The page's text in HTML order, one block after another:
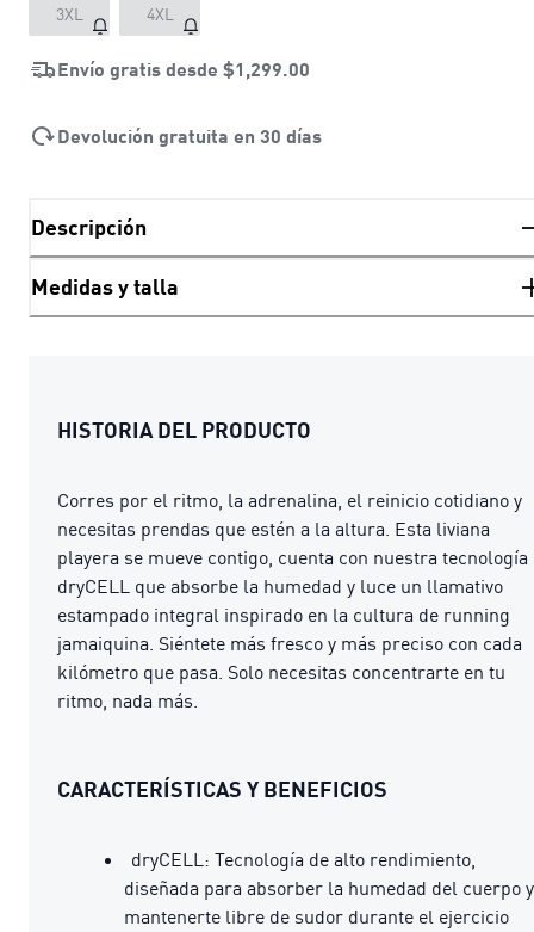
3XL 4XL
Envío gratis desde $1,299.00
Devolución gratuita en 30 días
Descripción
Medidas y talla
HISTORIA DEL PRODUCTO
Corres por el ritmo, la adrenalina, el reinicio cotidiano y
necesitas prendas que estén a la altura. Esta liviana
playera se mueve contigo, cuenta con nuestra tecnología
dryCELL que absorbe la humedad y luce un llamativo
estampado integral inspirado en la cultura de running
jamaiquina. Siéntete más fresco y más preciso con cada
kilómetro que pasa. Solo necesitas concentrarte en tu
ritmo, nada más.
CARACTERÍSTICAS Y BENEFICIOS
dryCELL: Tecnología de alto rendimiento,
diseñada para absorber la humedad del cuerpo y
mantenerte libre de sudor durante el ejercicio